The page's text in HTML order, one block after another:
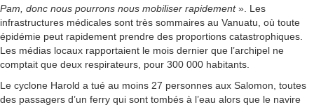
Pam, donc nous pourrons nous mobiliser rapidement». Les
infrastructures médicales sont très sommaires au Vanuatu, où toute
épidémie peut rapidement prendre des proportions catastrophiques.
Les médias locaux rapportaient le mois dernier que l’archipel ne
comptait que deux respirateurs, pour 300 000 habitants.
Le cyclone Harold a tué au moins 27 personnes aux Salomon, toutes
des passagers d’un ferry qui sont tombés à l’eau alors que le navire